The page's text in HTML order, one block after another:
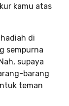
kamu atas
di
sempurna
supaya
barang
teman